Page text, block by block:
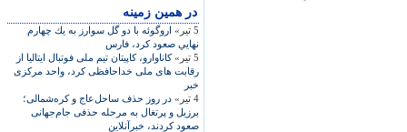
در همين زمينه
5 تیر»
اروگوئه با دو گل سوارز به يك چهارم
نهايي صعود كرد، فارس
5 تیر»
کاناوارو، کاپيتان تيم ملی فوتبال ايتاليا از
رقابت های ملی خداحافظی کرد، واحد مرکزی
خبر
4 تیر»
در روز حذف ساحل‌عاج و کره‌شمالی؛
برزیل و پرتغال به مرحله حذفی جام‌جهانی
صعود کردند، خبرآنلاين